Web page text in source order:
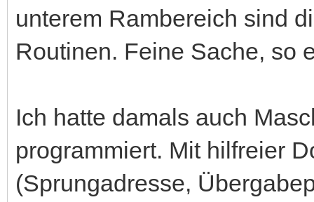
unterem Rambereich sind
Routinen. Feine Sache, so
Ich hatte damals auch
programmiert. Mit hilfreier
(Sprungadresse,